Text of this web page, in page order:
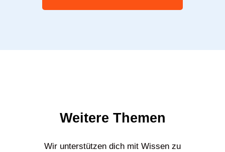
Weitere Themen
Wir unterstützen dich mit Wissen zu